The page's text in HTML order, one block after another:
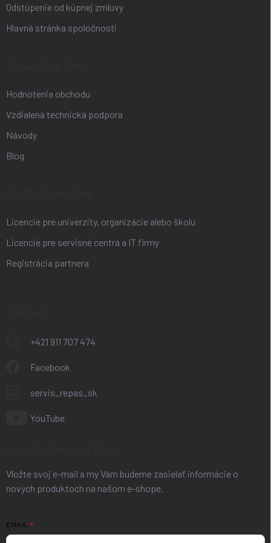
Odstúpenie od kúpnej zmluvy
Hlavná stránka spoločnosti
Hodnotenia obchodu
Vzdialená technická podpora
Návody
Blog
Licencie pre univerzity, organizácie alebo školu
Licencie pre servisné centrá a IT firmy
Registrácia partnera
+421 911 707 474
Facebook
servis_repas_sk
YouTube
Vložte svoj e-mail a my Vám budeme zasielať informácie o
nových produktoch na našom e-shope.
EMAIL